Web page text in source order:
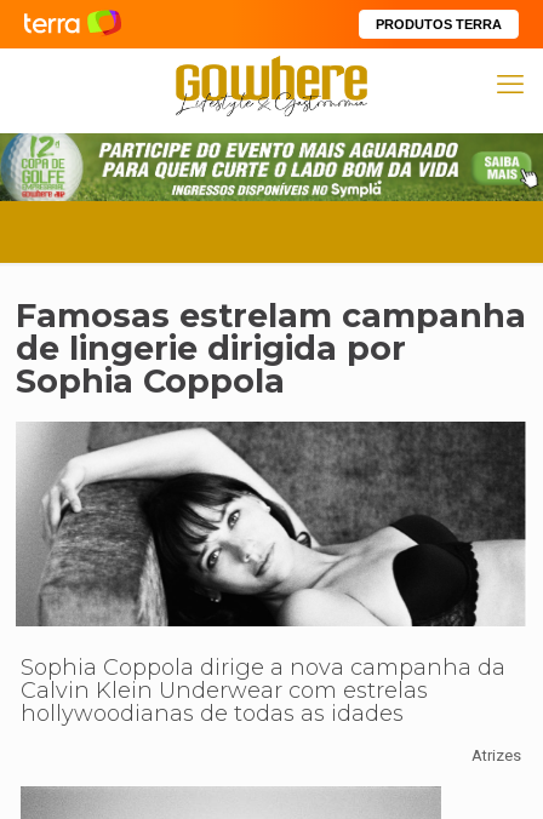
PRODUTOS TERRA
Famosas estrelam campanha
de lingerie dirigida por
Sophia Coppola
Sophia Coppola dirige a nova campanha da
Calvin Klein Underwear com estrelas
hollywoodianas de todas as idades
Atrizes